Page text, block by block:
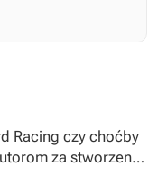
Racing czy choćby
za stworzenie
powiedzieć